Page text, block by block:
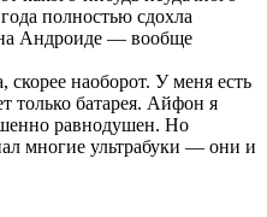
полностью сдохла
Андроиде — вообще
скорее наоборот. У меня есть
только батарея. Айфон я
равнодушен. Но
многие ультрабуки — они и